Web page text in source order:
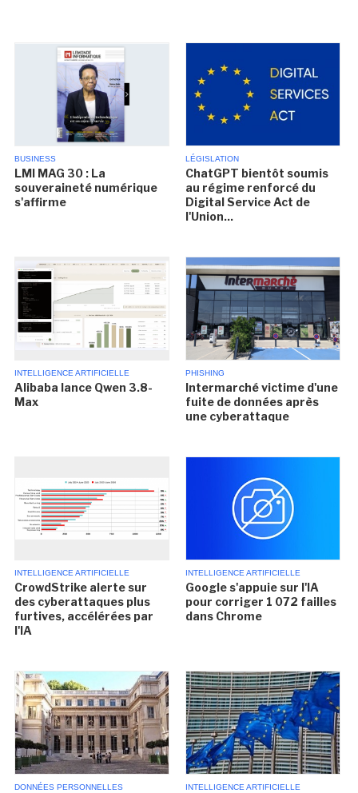
BUSINESS
LMI MAG 30 : La
souveraineté numérique
s'affirme
LÉGISLATION
ChatGPT bientôt soumis
au régime renforcé du
Digital Service Act de
l'Union...
INTELLIGENCE ARTIFICIELLE
Alibaba lance Qwen 3.8-
Max
PHISHING
Intermarché victime d'une
fuite de données après
une cyberattaque
INTELLIGENCE ARTIFICIELLE
CrowdStrike alerte sur
des cyberattaques plus
furtives, accélérées par
l'IA
INTELLIGENCE ARTIFICIELLE
Google s'appuie sur l'IA
pour corriger 1 072 failles
dans Chrome
DONNÉES PERSONNELLES INTELLIGENCE ARTIFICIELLE